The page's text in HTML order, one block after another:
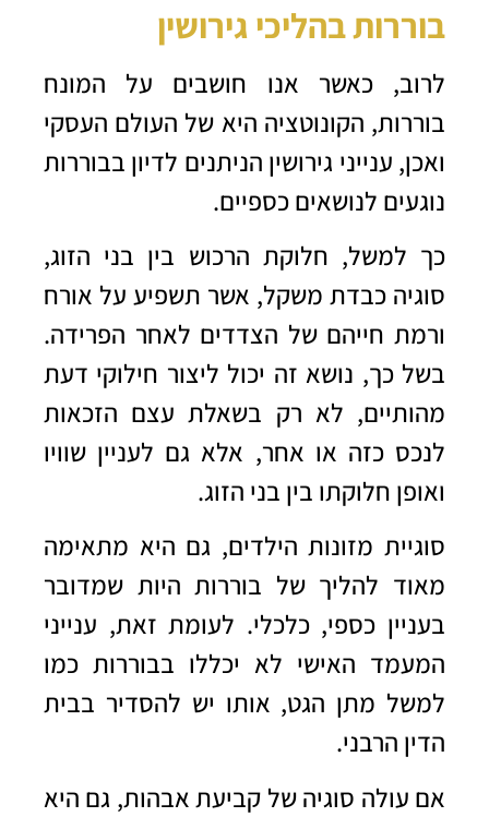
בוררות בהליכי גירושין
לרוב, כאשר אנו חושבים על המונח
בוררות, הקונוטציה היא של העולם העסקי
ואכן, ענייני גירושין הניתנים לדיון בבוררות
נוגעים לנושאים כספיים.
כך למשל, חלוקת הרכוש בין בני הזוג,
סוגיה כבדת משקל, אשר תשפיע על אורח
ורמת חייהם של הצדדים לאחר הפרידה.
בשל כך, נושא זה יכול ליצור חילוקי דעת
מהותיים, לא רק בשאלת עצם הזכאות
לנכס כזה או אחר, אלא גם לעניין שוויו
ואופן חלוקתו בין בני הזוג.
סוגיית מזונות הילדים, גם היא מתאימה
מאוד להליך של בוררות היות שמדובר
בעניין כספי, כלכלי. לעומת זאת, ענייני
המעמד האישי לא יכללו בבוררות כמו
למשל מתן הגט, אותו יש להסדיר בבית
הדין הרבני.
אם עולה סוגיה של קביעת אבהות, גם היא